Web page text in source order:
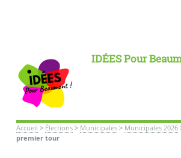
IDÉES Pour
Accueil > Élections> Municipales> Municipales 2026
premier tour